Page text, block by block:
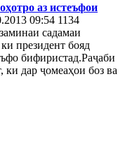
аз истеъфои
09:54 1134
садамаи
президент бояд
бифиристад.Раҷаби
дар ҷомеаҳои боз ва